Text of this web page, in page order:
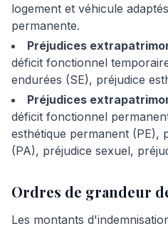
logement et véhicule
permanente.
Préjudices
déficit fonctionnel
endurées (SE), préjudice
Préjudices
déficit fonctionnel
esthétique permanent (PE),
(PA), préjudice sexuel,
Ordres de grandeur
Les montants